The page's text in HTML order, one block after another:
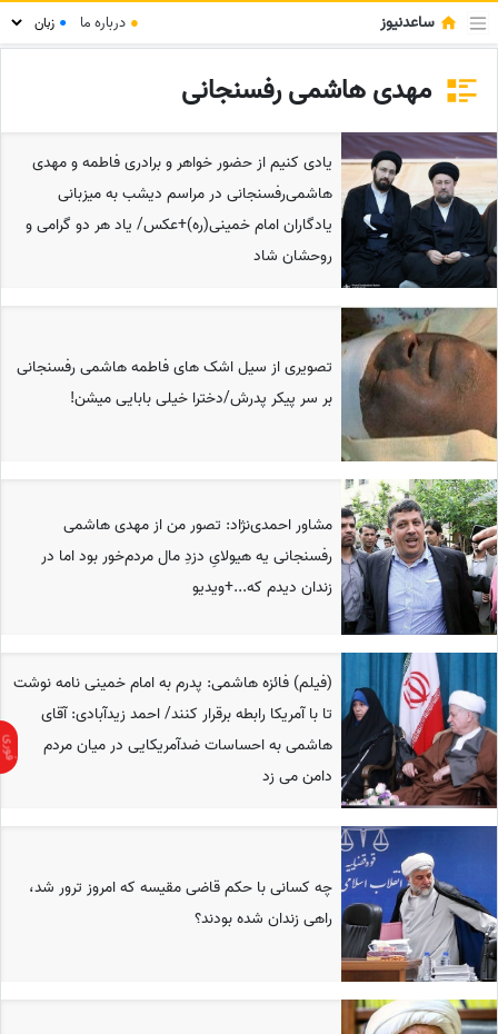
ساعدنیوز ● درباره ما ●
مهدی هاشمی رفسنجانی
یادی کنیم از حضور خواهر و برادری فاطمه و مهدی
هاشمی‌رفسنجانی در مراسم دیشب به میزبانی
یادگاران امام خمینی(ره)+عکس/ یاد هر دو گرامی و
روحشان شاد
تصویری از سیل اشک های فاطمه هاشمی رفسنجانی
بر سر پیکر پدرش/دخترا خیلی بابایی میشن!
مشاور احمدی‌نژاد: تصور من از مهدی هاشمی‌
رفسنجانی یه هیولایِ دزدِ مال مردم‌خور بود اما در
زندان دیدم که...+ویدیو
(فیلم) فائزه هاشمی: پدرم به امام خمینی نامه نوشت
تا با آمریکا رابطه برقرار کنند/ احمد زیدآبادی: آقای
هاشمی به احساسات ضدآمریکایی در میان مردم
دامن می زد
چه کسانی با حکم قاضی مقیسه که امروز ترور شد،
راهی زندان شده بودند؟